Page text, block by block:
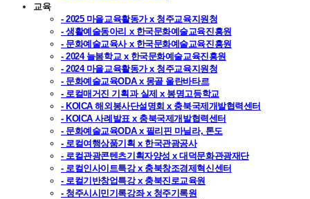
교육
- 2025 마을교육활동가 x 청주교육지원청
- 생활예술동아리 x 한국문화예술교육진흥원
- 문화예술교육사 x 한국문화예술교육진흥원
- 2024 늘봄학교 x 한국문화예술교육진흥원
- 2024 마을교육활동가 x 청주교육지원청
- 문화예술교육ODA x 몽골 울란바타르
- 로컬매거진 기획과 실제 x 봉명고등학교
- KOICA 해외봉사단설명회 x 충북국제개발협력센터
- KOICA 사례발표 x 충북국제개발협력센터
- 문화예술교육ODA x 필리핀 마닐라, 톤도
- 로컬여행상품기획 x 한국관광공사
- 로컬관광콘텐츠기획자양성 x 대덕문화관광재단
- 로컬인사이트특강 x 충북창조경제혁신센터
- 로컬기반창업특강 x 충북진로교육원
- 청주시시민기록강좌 x 청주기록원